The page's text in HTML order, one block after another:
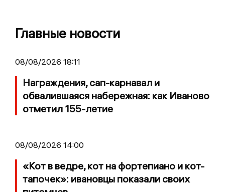
Главные новости
08/08/2026 18:11
Награждения, сап-карнавал и
обвалившаяся набережная: как Иваново
отметил 155-летие
08/08/2026 14:00
«Кот в ведре, кот на фортепиано и кот-
тапочек»: ивановцы показали своих